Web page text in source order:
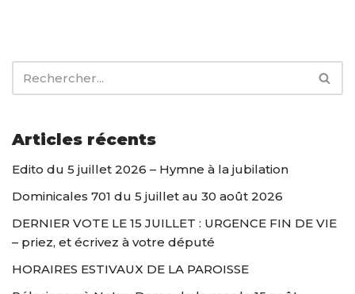
Articles récents
Edito du 5 juillet 2026 – Hymne à la jubilation
Dominicales 701 du 5 juillet au 30 août 2026
DERNIER VOTE LE 15 JUILLET : URGENCE FIN DE VIE
– priez, et écrivez à votre député
HORAIRES ESTIVAUX DE LA PAROISSE